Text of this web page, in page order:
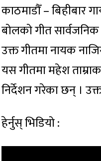
काठमाडौँ – बिहीबार
बोलको गीत
उक्त गीतमा नायक
यस गीतमा महेश
निर्देशन गरेका छन् ।
हेर्नुस् भिडियो :